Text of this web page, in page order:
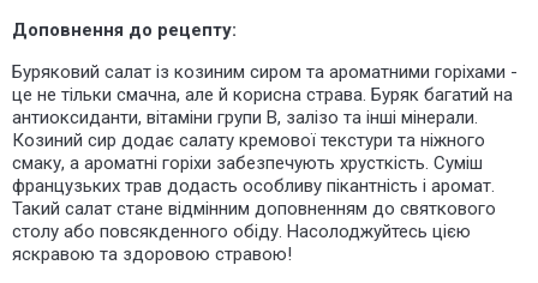
Доповнення до рецепту:
Буряковий салат із козиним сиром та ароматними горіхами -
це не тільки смачна, але й корисна страва. Буряк багатий на
антиоксиданти, вітаміни групи В, залізо та інші мінерали.
Козиний сир додає салату кремової текстури та ніжного
смаку, а ароматні горіхи забезпечують хрусткість. Суміш
французьких трав додасть особливу пікантність і аромат.
Такий салат стане відмінним доповненням до святкового
столу або повсякденного обіду. Насолоджуйтесь цією
яскравою та здоровою стравою!